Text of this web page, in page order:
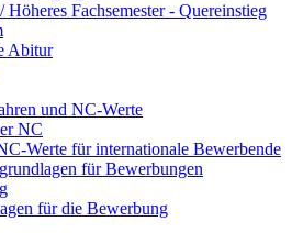
Höheres Fachsemester - Quereinstieg
Abitur
und NC-Werte
NC
Werte für internationale Bewerbende
für Bewerbungen
für die Bewerbung